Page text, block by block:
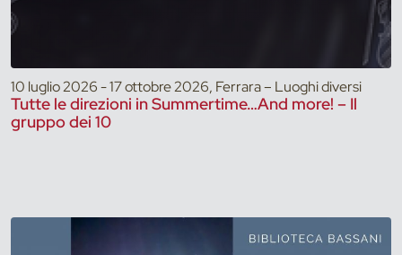
10 luglio 2026 - 17 ottobre 2026, Ferrara – Luoghi diversi
Tutte le direzioni in Summertime…And more! – Il
gruppo dei 10